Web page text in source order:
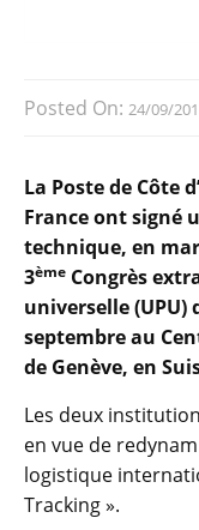
Posted On: 24/09/
La Poste de Côte
France ont signé
technique, en
3ème Congrès
universelle (UPU)
septembre au
de Genève, en
Les deux
en vue de
logistique
Tracking ».